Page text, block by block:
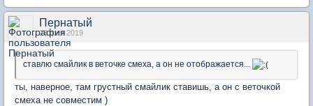
Пернатый
23 фев 2019
ставлю смайлик в веточке смеха, а он не отображается...
ты, наверное, там грустный смайлик ставишь, а он с веточкой
смеха не совместим )